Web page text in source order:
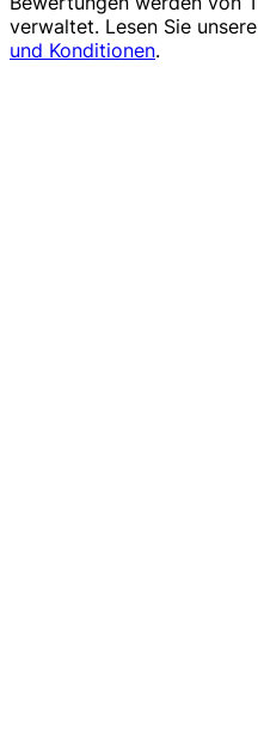
verwaltet. Lesen Sie unsere
und Konditionen.